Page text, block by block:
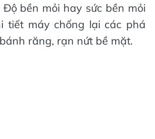
Độ bền mỏi hay sức bền mỏi
tiết máy chống lại các phá
răng, rạn nứt bề mặt.